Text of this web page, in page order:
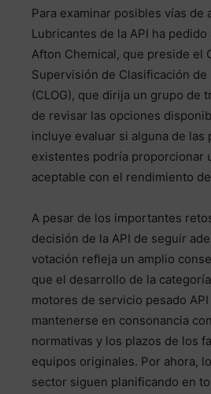
Para examinar posibles vías de
Lubricantes de la API ha
Afton Chemical, que preside el
Supervisión de Clasificación de
(CLOG), que dirija un grupo de
de revisar las opciones
incluye evaluar si alguna de las
existentes podría proporcionar
aceptable con el rendimiento
A pesar de los importantes
decisión de la API de seguir
votación refleja un amplio
que el desarrollo de la
motores de servicio pesado
mantenerse en consonancia
normativas y los plazos de los
equipos originales. Por ahora,
sector siguen planificando en